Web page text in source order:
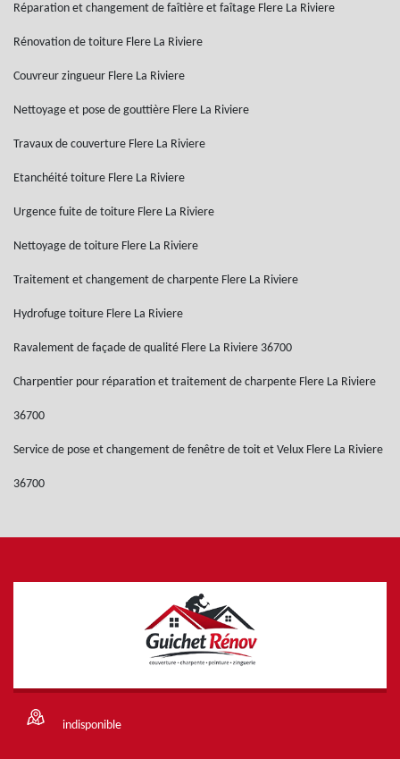
Réparation et changement de faîtière et faîtage Flere La Riviere
Rénovation de toiture Flere La Riviere
Couvreur zingueur Flere La Riviere
Nettoyage et pose de gouttière Flere La Riviere
Travaux de couverture Flere La Riviere
Etanchéité toiture Flere La Riviere
Urgence fuite de toiture Flere La Riviere
Nettoyage de toiture Flere La Riviere
Traitement et changement de charpente Flere La Riviere
Hydrofuge toiture Flere La Riviere
Ravalement de façade de qualité Flere La Riviere 36700
Charpentier pour réparation et traitement de charpente Flere La Riviere
36700
Service de pose et changement de fenêtre de toit et Velux Flere La Riviere
36700
indisponible